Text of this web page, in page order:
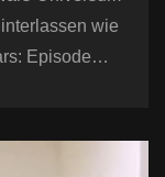
wie
Episode…